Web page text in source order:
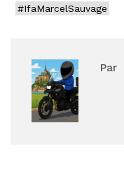
#IfaMarcelSauvage
Par